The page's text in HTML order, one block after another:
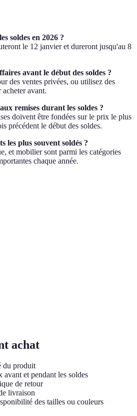
soldes en 2026 ?
le 12 janvier et dureront jusqu'au 8
avant le début des soldes ?
des ventes privées, ou utilisez des
avant.
remises durant les soldes ?
doivent être fondées sur le prix le plus
précédent le début des soldes.
les plus souvent soldés ?
et mobilier sont parmi les catégories
chaque année.
achat
du produit
avant et pendant les soldes
de retour
livraison
des tailles ou couleurs